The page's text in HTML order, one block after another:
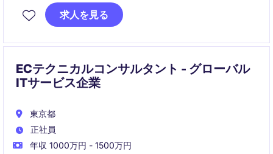
ら、システム導入・改善を推進していただきます。
求人を見る
ECテクニカルコンサルタント - グローバル
ITサービス企業
東京都
正社員
年収 1000万円 - 1500万円